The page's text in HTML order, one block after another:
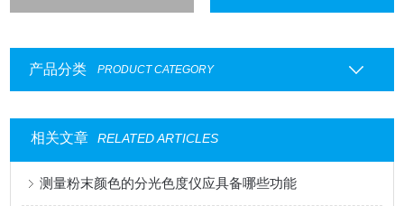
产品分类 PRODUCT CATEGORY
相关文章 RELATED ARTICLES
测量粉末颜色的分光色度仪应具备哪些功能